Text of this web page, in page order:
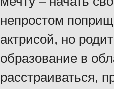
непростом
актрисой, но
образование в
расстраиваться,